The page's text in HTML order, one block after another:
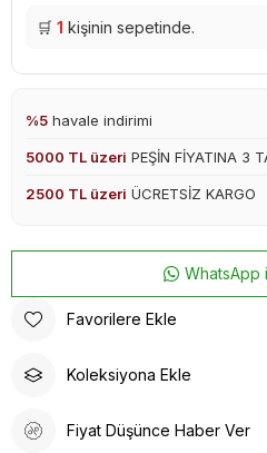
🛒 1 kişinin sepetinde.
%5 havale indirimi
5000 TL üzeri PEŞİN FİYATINA 3
2500 TL üzeri ÜCRETSİZ KARGO
WhatsApp
Favorilere Ekle
Koleksiyona Ekle
Fiyat Düşünce Haber Ver